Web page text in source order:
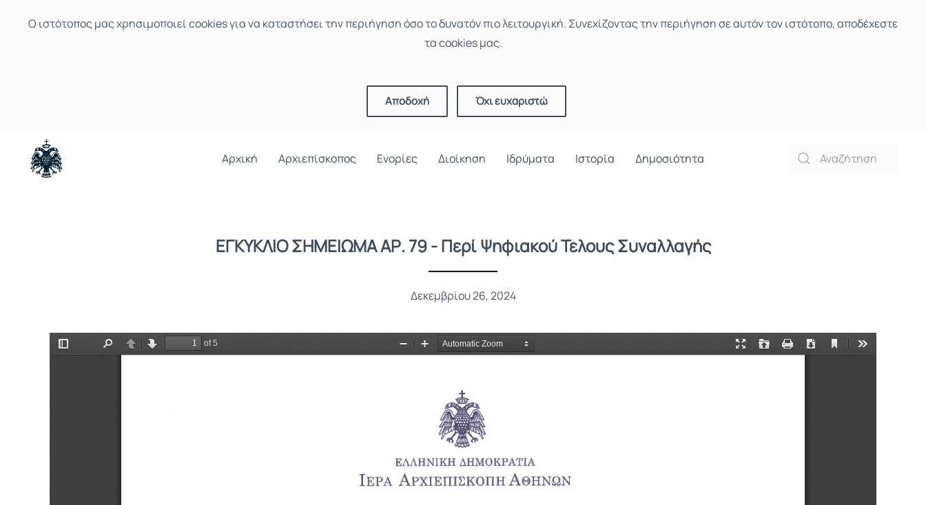
Ο ιστότοπoς μας χρησιμοποιεί cookies για να καταστήσει την περιήγηση όσο το δυνατόν πιο λειτουργική. Συνεχίζοντας την περιήγηση σε αυτόν τον ιστότοπο, αποδέχεστε
τα cookies μας.
Αποδοχή Όχι ευχαριστώ
Αρχική Αρχιεπίσκοπος Ενορίες Διοίκηση Ιδρύματα Ιστορία Δημοσιότητα
ΕΓΚΥΚΛΙΟ ΣΗΜΕΙΩΜΑ ΑΡ. 79 - Περί Ψηφιακού Τέλους Συναλλαγής
Δεκεμβρίου 26, 2024